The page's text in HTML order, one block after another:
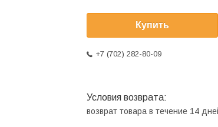
Купить
+7 (702) 282-80-09
возврат товара в течение 14